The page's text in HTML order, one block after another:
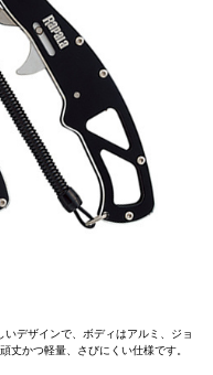
デザインで、ボディはアルミ、ジョ
丈かつ軽量、さびにくい仕様です。